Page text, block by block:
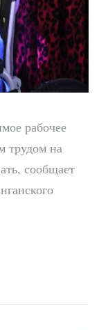
рабочее
трудом на
сообщает